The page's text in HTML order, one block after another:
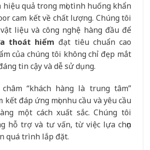
quả trong mọi tình huống khẩn
cam kết về chất lượng. Chúng tôi
liệu và công nghệ hàng đầu để
thoát hiểm đạt tiêu chuẩn cao
của chúng tôi không chỉ đẹp mắt
tin cậy và dễ sử dụng.
“khách hàng là trung tâm”
kết đáp ứng mọi nhu cầu và yêu cầu
một cách xuất sắc. Chúng tôi
hỗ trợ và tư vấn, từ việc lựa chọn
quá trình lắp đặt.